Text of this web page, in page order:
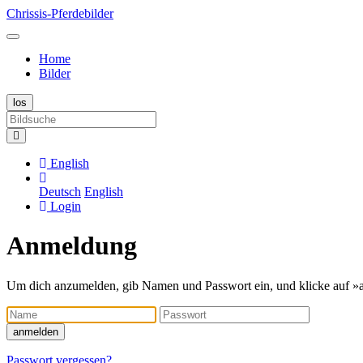
Chrissis-Pferdebilder
Home
Bilder
English
Deutsch English
Login
Anmeldung
Um dich anzumelden, gib Namen und Passwort ein, und klicke auf
Name
Passwort
anmelden
Passwort vergessen?